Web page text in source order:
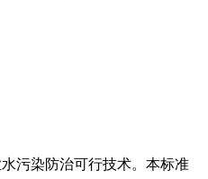
污染防治可行技术。本标准